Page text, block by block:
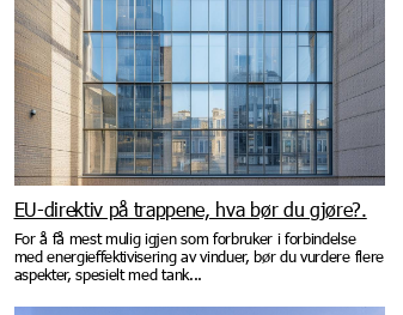
EU-direktiv på trappene, hva bør du gjøre?.
For å få mest mulig igjen som forbruker i forbindelse
med energieffektivisering av vinduer, bør du vurdere flere
aspekter, spesielt med tank...